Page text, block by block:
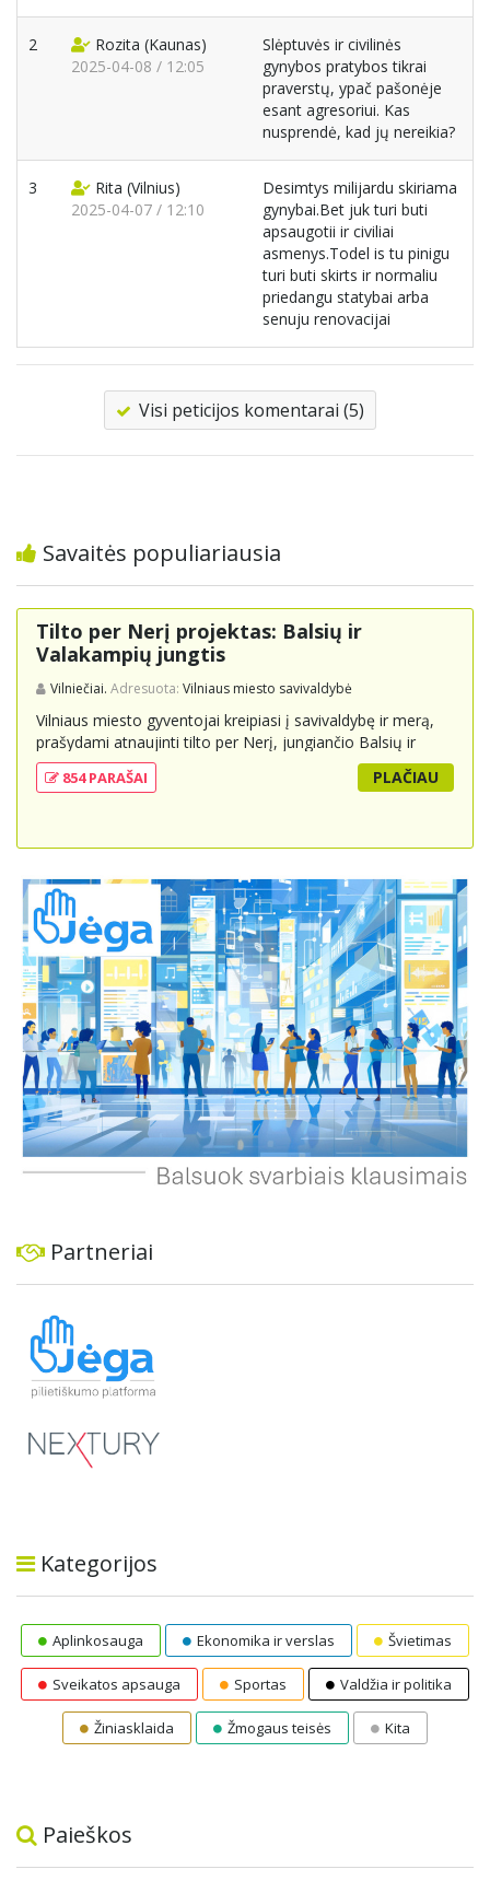
2 Rozita (Kaunas)
2025-04-08 / 12:05
Slėptuvės ir civilinės
gynybos pratybos tikrai
praverstų, ypač pašonėje
esant agresoriui. Kas
nusprendė, kad jų nereikia?
3 Rita (Vilnius)
2025-04-07 / 12:10
Desimtys milijardu skiriama
gynybai.Bet juk turi buti
apsaugotii ir civiliai
asmenys.Todel is tu pinigu
turi buti skirts ir normaliu
priedangu statybai arba
senuju renovacijai
Visi peticijos komentarai (5)
Savaitės populiariausia
Tilto per Nerį projektas: Balsių ir
Valakampių jungtis
Vilniečiai. Adresuota: Vilniaus miesto savivaldybė
Vilniaus miesto gyventojai kreipiasi į savivaldybę ir merą,
prašydami atnaujinti tilto per Nerį, jungiančio Balsių ir
Valakampių kryptis, projektą ir įtraukti jį į miesto
strateginius susisiekimo planus. Šis tiltas ne tik padėtų
suteikdamas daugiau susisiekimo galimybių tiek
dviratininkams. Gyventojai ragina atlikti techninę,
ekonominę ir transporto analizę, organizuoti viešas
konsultacijas ir integruoti projektą į ilgalaikius miesto
planus, siekiant užtikrinti transporto sistemos patikimumą
ir prisitaikymą prie sparčiai augančio miesto poreikių.
854 PARAŠAI PLAČIAU
Partneriai
Kategorijos
Aplinkosauga Ekonomika ir verslas Švietimas
Sveikatos apsauga Sportas Valdžia ir politika
Žiniasklaida Žmogaus teisės Kita
Paieškos